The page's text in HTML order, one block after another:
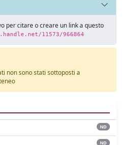
per citare o creare un link a questo
11573/966864
non sono stati sottoposti a
ND
ND